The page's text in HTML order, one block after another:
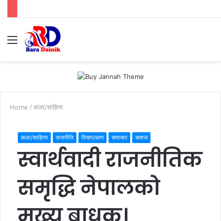
Menu
Home / कला/साहित्य
कला/साहित्य राजनीति विचार/ब्लग समाचार समाज
स्वार्थवादी राजनीतिक
समृद्धि नेपालको